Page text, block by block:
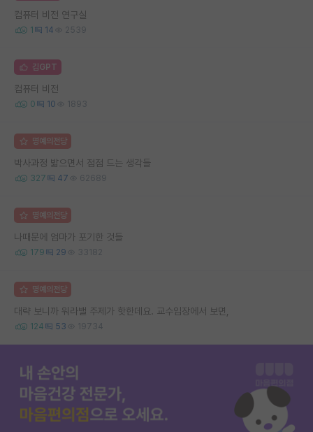
컴퓨터 비전 연구실
1 14 2539
김GPT
컴퓨터 비전
0 10 1893
명예의전당
박사과정 밟으면서 점점 드는 생각들
327 47 62689
명예의전당
나때문에 엄마가 포기한 것들
179 29 33182
명예의전당
대략 보니까 워라밸 주제가 핫한데요. 교수입장에서 보면,
124 53 19734